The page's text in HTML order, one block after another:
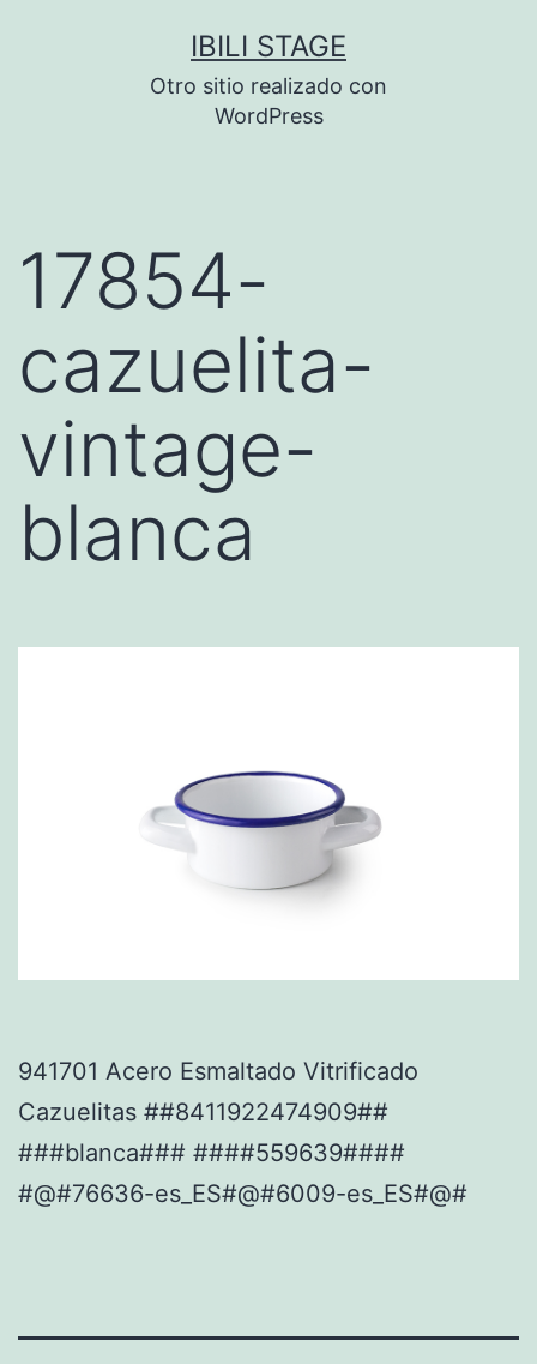
IBILI STAGE
Otro sitio realizado con
WordPress
17854-
cazuelita-
vintage-
blanca
941701 Acero Esmaltado Vitrificado
Cazuelitas ##8411922474909##
###blanca### ####559639####
#@#76636-es_ES#@#6009-es_ES#@#